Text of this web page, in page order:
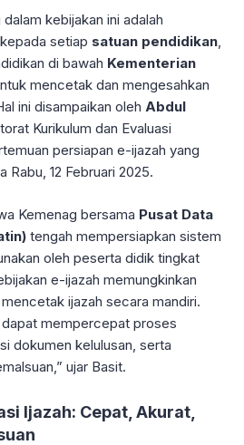
kebijakan ini adalah
setiap satuan pendidikan,
di bawah Kementerian
mencetak dan mengesahkan
ini disampaikan oleh Abdul
Kurikulum dan Evaluasi
persiapan e-ijazah yang
Rabu, 12 Februari 2025.
Kemenag bersama Pusat Data
tengah mempersiapkan sistem
oleh peserta didik tingkat
e-ijazah memungkinkan
ijazah secara mandiri.
dapat mempercepat proses
dokumen kelulusan, serta
ujar Basit.
Ijazah: Cepat, Akurat,